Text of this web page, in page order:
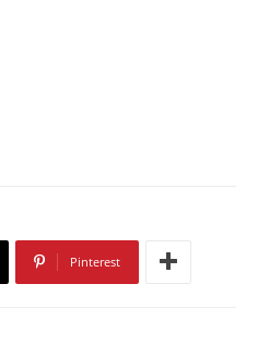
Pinterest